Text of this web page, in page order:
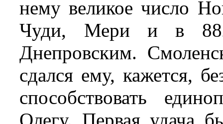
нему великое число
Чуди, Мери и в
Днепровским.
сдался ему, кажется,
способствовать